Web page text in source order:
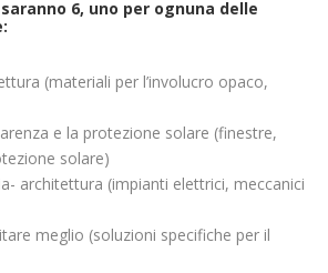
6, uno per ognuna delle
(materiali per l’involucro opaco,
e la protezione solare (finestre,
solare)
architettura (impianti elettrici, meccanici
meglio (soluzioni specifiche per il